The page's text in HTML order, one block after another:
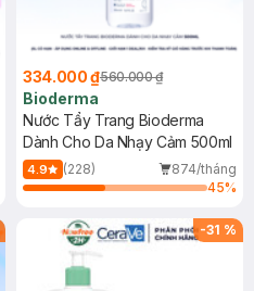
334.000 ₫560.000 ₫
Bioderma
Nước Tẩy Trang Bioderma
Dành Cho Da Nhạy Cảm 500ml
4.9 (228)
874/tháng
45%
-31 %